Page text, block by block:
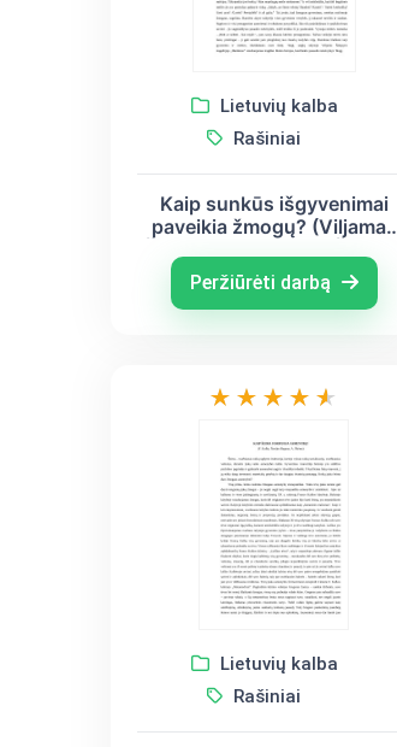
Lietuvių kalba
Rašiniai
Kaip sunkūs išgyvenimai
paveikia žmogų? (Viljamas
Peržiūrėti darbą
Lietuvių kalba
Rašiniai